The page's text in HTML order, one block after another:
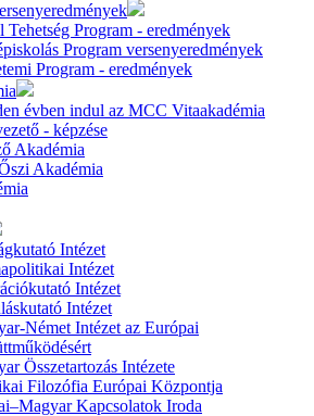
Tehetség Program - eredmények
Program versenyeredmények
Program - eredmények
évben indul az MCC Vitaakadémia
- képzése
Akadémia
Akadémia
Intézet
Intézet
Intézet
Intézet
Német Intézet az Európai
Összetartozás Intézete
Filozófia Európai Központja
Kapcsolatok Iroda